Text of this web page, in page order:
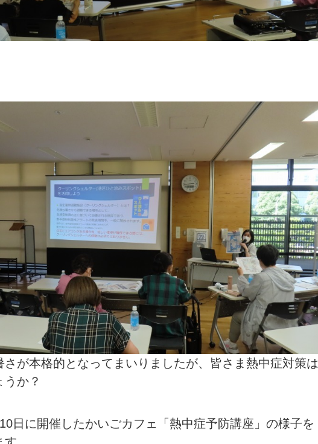
さが本格的となってまいりましたが、皆さま熱中症対策は
うか？
日に開催したかいごカフェ「熱中症予防講座」の様子を
。